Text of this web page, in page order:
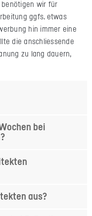
benötigen wir für
ggfs. etwas
hin immer eine
die anschliessende
zu lang dauern,
bei
aus?